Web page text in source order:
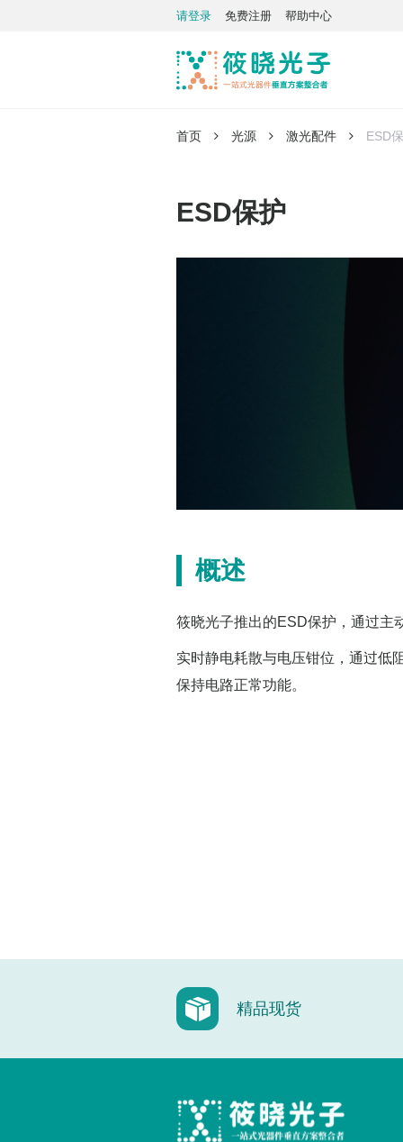
请登录 免费注册 帮助中心
首页 光源 激光配件 ESD
ESD保护
概述
筱晓光子推出的ESD保护，通过主
实时静电耗散与电压钳位，通过低
保持电路正常功能。
精品现货